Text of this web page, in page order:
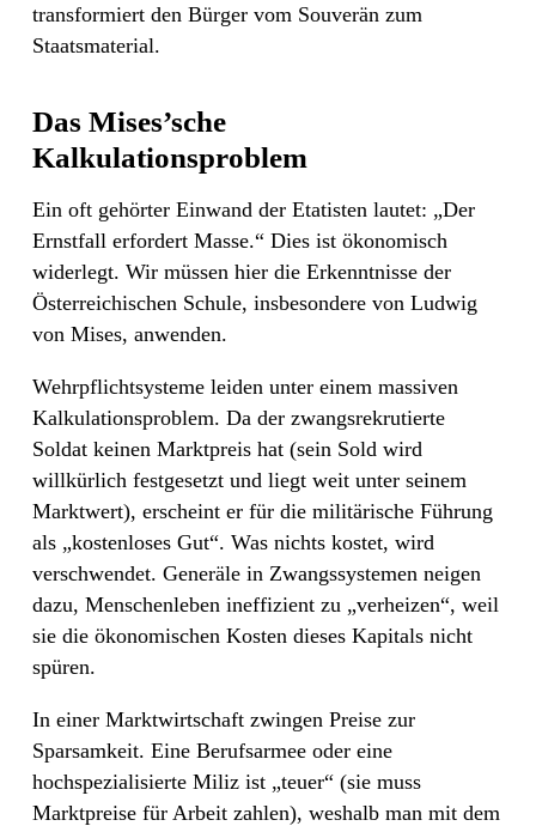
transformiert den Bürger vom Souverän zum
Staatsmaterial.
Das Mises’sche
Kalkulationsproblem
Ein oft gehörter Einwand der Etatisten lautet: „Der
Ernstfall erfordert Masse.“ Dies ist ökonomisch
widerlegt. Wir müssen hier die Erkenntnisse der
Österreichischen Schule, insbesondere von Ludwig
von Mises, anwenden.
Wehrpflichtsysteme leiden unter einem massiven
Kalkulationsproblem. Da der zwangsrekrutierte
Soldat keinen Marktpreis hat (sein Sold wird
willkürlich festgesetzt und liegt weit unter seinem
Marktwert), erscheint er für die militärische Führung
als „kostenloses Gut“. Was nichts kostet, wird
verschwendet. Generäle in Zwangssystemen neigen
dazu, Menschenleben ineffizient zu „verheizen“, weil
sie die ökonomischen Kosten dieses Kapitals nicht
spüren.
In einer Marktwirtschaft zwingen Preise zur
Sparsamkeit. Eine Berufsarmee oder eine
hochspezialisierte Miliz ist „teuer“ (sie muss
Marktpreise für Arbeit zahlen), weshalb man mit dem